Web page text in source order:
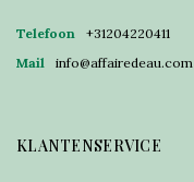
Telefoon
+31204220411
Mail
info@affairedeau.com
KLANTENSERVICE